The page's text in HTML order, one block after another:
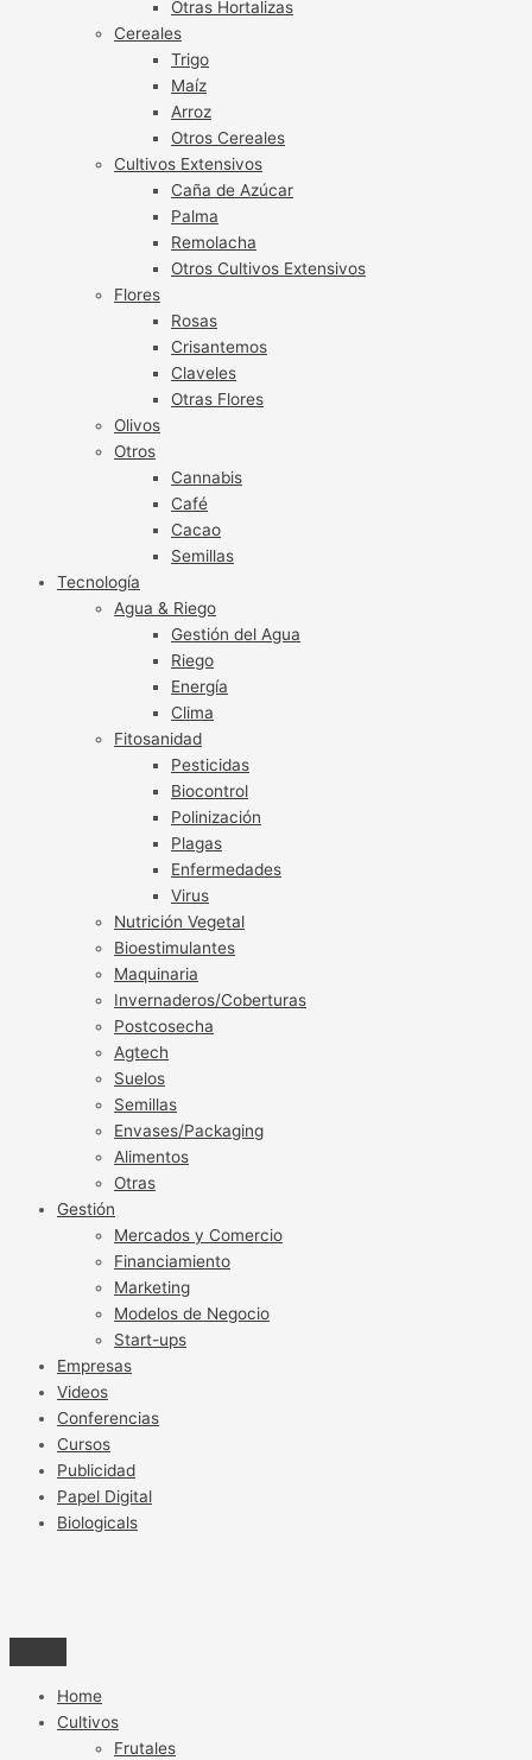
Otras Hortalizas
Cereales
Trigo
Maíz
Arroz
Otros Cereales
Cultivos Extensivos
Caña de Azúcar
Palma
Remolacha
Otros Cultivos Extensivos
Flores
Rosas
Crisantemos
Claveles
Otras Flores
Olivos
Otros
Cannabis
Café
Cacao
Semillas
Tecnología
Agua & Riego
Gestión del Agua
Riego
Energía
Clima
Fitosanidad
Pesticidas
Biocontrol
Polinización
Plagas
Enfermedades
Virus
Nutrición Vegetal
Bioestimulantes
Maquinaria
Invernaderos/Coberturas
Postcosecha
Agtech
Suelos
Semillas
Envases/Packaging
Alimentos
Otras
Gestión
Mercados y Comercio
Financiamiento
Marketing
Modelos de Negocio
Start-ups
Empresas
Videos
Conferencias
Cursos
Publicidad
Papel Digital
Biologicals
Home
Cultivos
Frutales